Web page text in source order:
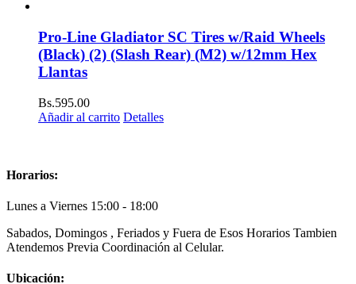
Pro-Line Gladiator SC Tires w/Raid Wheels
(Black) (2) (Slash Rear) (M2) w/12mm Hex
Llantas
Bs.595.00
Añadir al carrito Detalles
Horarios:
Lunes a Viernes 15:00 - 18:00
Sabados, Domingos , Feriados y Fuera de Esos Horarios Tambien
Atendemos Previa Coordinación al Celular.
Ubicación: